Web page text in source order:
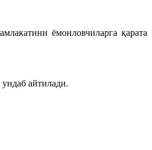
ёмонловчиларга қарата
айтилади.